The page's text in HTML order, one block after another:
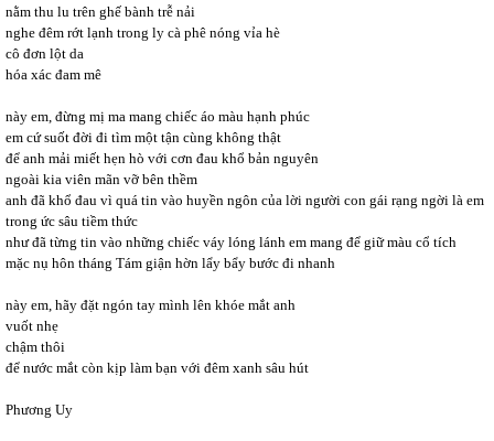
nằm thu lu trên ghế bành trễ nải
nghe đêm rớt lạnh trong ly cà phê nóng vỉa hè
cô đơn lột da
hóa xác đam mê
này em, đừng mị ma mang chiếc áo màu hạnh phúc
em cứ suốt đời đi tìm một tận cùng không thật
để anh mải miết hẹn hò với cơn đau khổ bản nguyên
ngoài kia viên mãn vỡ bên thềm
anh đã khổ đau vì quá tin vào huyền ngôn của lời người con gái rạng ngời là em
trong ức sâu tiềm thức
như đã từng tin vào những chiếc váy lóng lánh em mang để giữ màu cổ tích
mặc nụ hôn tháng Tám giận hờn lẩy bẩy bước đi nhanh
này em, hãy đặt ngón tay mình lên khóe mắt anh
vuốt nhẹ
chậm thôi
để nước mắt còn kịp làm bạn với đêm xanh sâu hút
Phương Uy